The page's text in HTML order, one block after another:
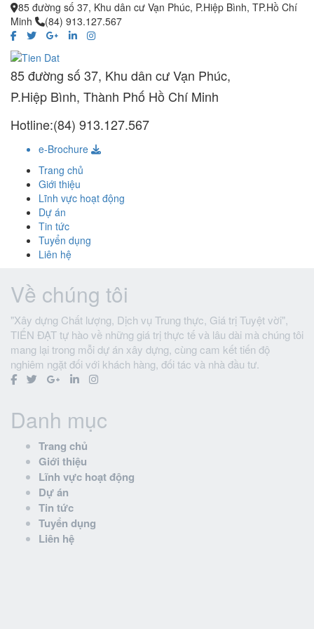
85 đường số 37, Khu dân cư Vạn Phúc, P.Hiệp Bình, TP.Hồ Chí
Minh
(84) 913.127.567
85 đường số 37, Khu dân cư Vạn Phúc,
P.Hiệp Bình, Thành Phố Hồ Chí Minh
Hotline:(84) 913.127.567
e-Brochure
Trang chủ
Giới thiệu
Lĩnh vực hoạt động
Dự án
Tin tức
Tuyển dụng
Liên hệ
Về chúng tôi
"Xây dựng Chất lượng, Dịch vụ Trung thực, Giá trị Tuyệt vời",
TIẾN ĐẠT tự hào về những giá trị thực tế và lâu dài mà chúng tôi
mang lại trong mỗi dự án xây dựng, cùng cam kết tiến độ
nghiêm ngặt đối với khách hàng, đối tác và nhà đầu tư.
Danh mục
Trang chủ
Giới thiệu
Lĩnh vực hoạt động
Dự án
Tin tức
Tuyển dụng
Liên hệ